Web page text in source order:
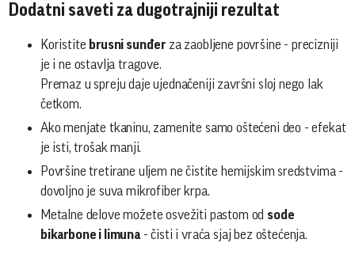
Dodatni saveti za dugotrajniji rezultat
Koristite brusni sunđer za zaobljene površine - precizniji
je i ne ostavlja tragove.
Premaz u spreju daje ujednačeniji završni sloj nego lak
četkom.
Ako menjate tkaninu, zamenite samo oštećeni deo - efekat
je isti, trošak manji.
Površine tretirane uljem ne čistite hemijskim sredstvima -
dovoljno je suva mikrofiber krpa.
Metalne delove možete osvežiti pastom od sode
bikarbone i limuna- čisti i vraća sjaj bez oštećenja.